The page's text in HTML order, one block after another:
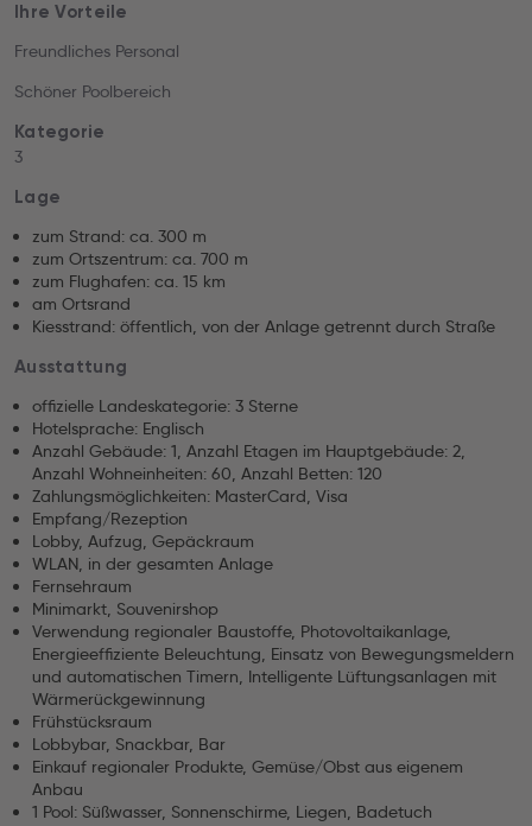
Ihre Vorteile
Freundliches Personal
Schöner Poolbereich
Kategorie
3
Lage
zum Strand: ca. 300 m
zum Ortszentrum: ca. 700 m
zum Flughafen: ca. 15 km
am Ortsrand
Kiesstrand: öffentlich, von der Anlage getrennt durch Straße
Ausstattung
offizielle Landeskategorie: 3 Sterne
Hotelsprache: Englisch
Anzahl Gebäude: 1, Anzahl Etagen im Hauptgebäude: 2,
Anzahl Wohneinheiten: 60, Anzahl Betten: 120
Zahlungsmöglichkeiten: MasterCard, Visa
Empfang/Rezeption
Lobby, Aufzug, Gepäckraum
WLAN, in der gesamten Anlage
Fernsehraum
Minimarkt, Souvenirshop
Verwendung regionaler Baustoffe, Photovoltaikanlage,
Energieeffiziente Beleuchtung, Einsatz von Bewegungsmeldern
und automatischen Timern, Intelligente Lüftungsanlagen mit
Wärmerückgewinnung
Frühstücksraum
Lobbybar, Snackbar, Bar
Einkauf regionaler Produkte, Gemüse/Obst aus eigenem
Anbau
1 Pool: Süßwasser, Sonnenschirme, Liegen, Badetuch